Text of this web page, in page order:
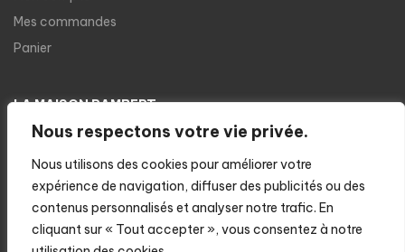
Nous respectons votre vie privée.
Nous utilisons des cookies pour améliorer votre
expérience de navigation, diffuser des publicités ou des
contenus personnalisés et analyser notre trafic. En
cliquant sur « Tout accepter », vous consentez à notre
Mes commandes
Panier
LA MAISON RAMBERT
À propos
Nos produits
Nos recettes
Cuisson des ravioles
Notre boutique